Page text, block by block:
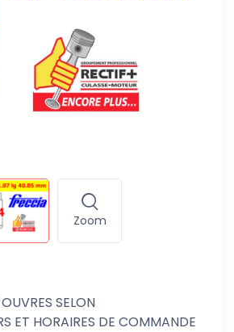
Zoom
SELON
ET HORAIRES DE COMMANDE